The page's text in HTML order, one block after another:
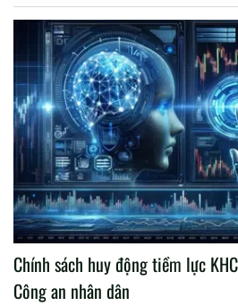
Chính sách huy động tiềm lực
Công an nhân dân